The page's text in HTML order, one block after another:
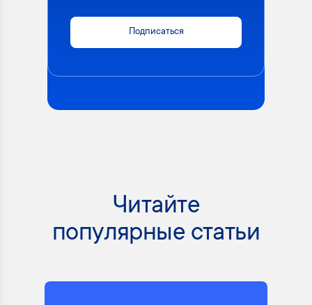
Подписаться
Читайте
популярные статьи